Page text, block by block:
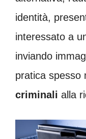
identità,
interessato a
inviando
pratica spesso
criminali alla